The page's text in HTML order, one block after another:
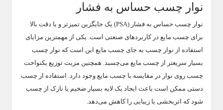
نوار چسب حساس به فشار
نوار چسب حساس به فشار (PSA) یک جایگزین تمیزتر و با دقت بالا
برای چسب مایع در کاربردهای صنعتی است. یکی از مهمترین مزایای
استفاده از نوار چسب به جای چسب مایع این است که نوار چسب
بسیار سریعتر از چسب مایع می‌چسبد. همچنین مزیت توزیع یکنواخت
چسب روی نوار در مقایسه با چسب مایع وجود دارد. استفاده از چسب
دستی ممکن است باعث ایجاد یک لایه بسیار ضخیم یا نازک از چسب
شود که اثربخشی یا زیبایی را کاهش می‌دهد.